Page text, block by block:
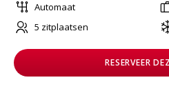
Automaat
5 zitplaatsen
RESERVEER